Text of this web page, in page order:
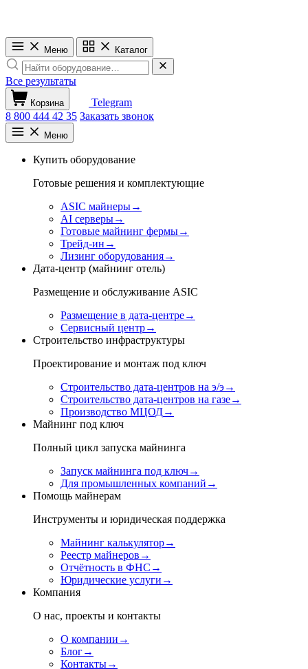
Меню Каталог
Все результаты
Корзина
Telegram
8 800 444 42 35 Заказать звонок
Меню
Купить оборудование
Готовые решения и комплектующие
ASIC майнеры→
AI серверы→
Готовые майнинг фермы→
Трейд-ин →
Лизинг оборудования→
Дата-центр (майнинг отель)
Размещение и обслуживание ASIC
Размещение в дата-центре→
Сервисный центр→
Строительство инфраструктуры
Проектирование и монтаж под ключ
Строительство дата-центров на э/э→
Строительство дата-центров на газе→
Производство МЦОД→
Майнинг под ключ
Полный цикл запуска майнинга
Запуск майнинга под ключ→
Для промышленных компаний →
Помощь майнерам
Инструменты и юридическая поддержка
Майнинг калькулятор→
Реестр майнеров →
Отчётность в ФНС →
Юридические услуги →
Компания
О нас, проекты и контакты
О компании →
Блог→
Контакты→